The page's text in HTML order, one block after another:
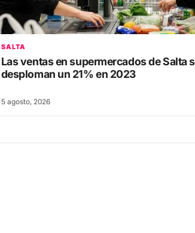
SALTA
Las ventas en supermercados de Salta se
desploman un 21% en 2023